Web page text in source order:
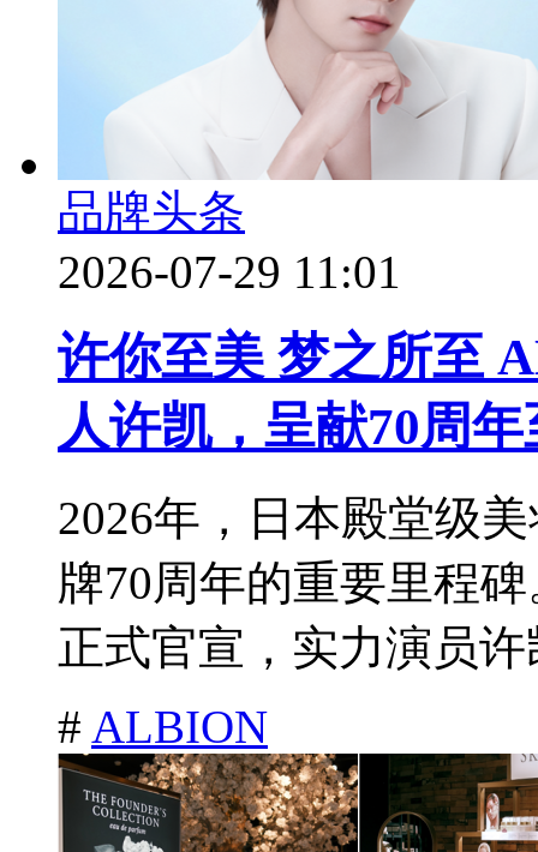
品牌头条
2026-07-29 11:01
许你至美 梦之所至
人许凯，呈献70周
2026年，日本殿堂级
牌70周年的重要里程
正式官宣，实力演员
# ALBION